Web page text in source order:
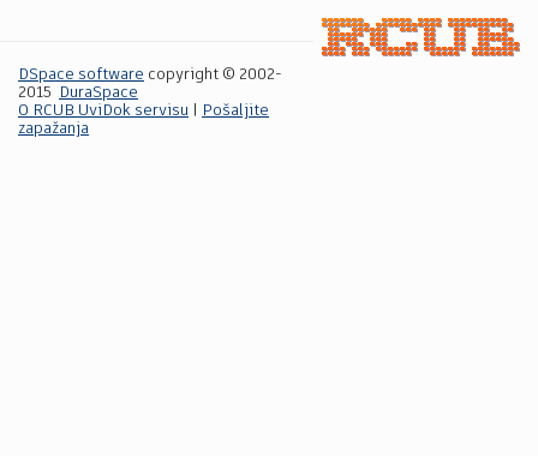
DSpace software copyright © 2002-
2015
DuraSpace
O RCUB UviDok servisu
Pošaljite
zapažanja